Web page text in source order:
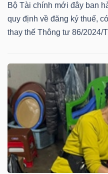
Bộ Tài chính mới đây ban
quy định về đăng ký thuế,
thay thế Thông tư 86/2024/
Tất cả Cổ phiếu
đạo
Tất cả Người nội bộ
Tin
tức
(-)